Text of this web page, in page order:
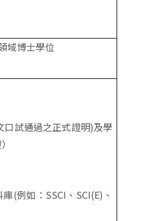
域博士學位
試通過之正式證明)及學
(例如：SSCI、SCI(E)、